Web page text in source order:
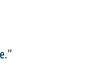
.”